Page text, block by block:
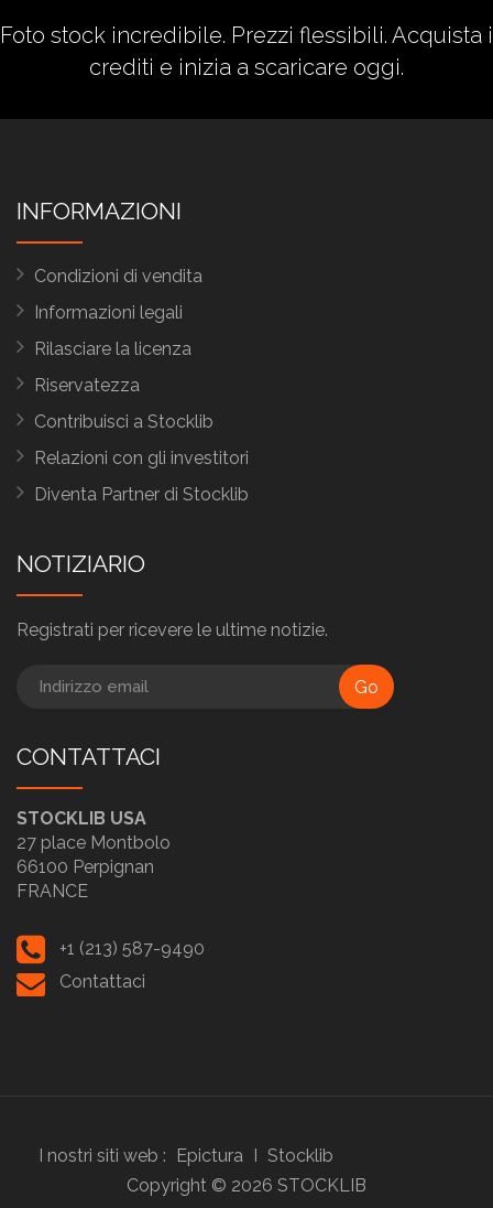
Foto stock incredibile. Prezzi flessibili. Acquista i
crediti e inizia a scaricare oggi.
INFORMAZIONI
Condizioni di vendita
Informazioni legali
Rilasciare la licenza
Riservatezza
Contribuisci a Stocklib
Relazioni con gli investitori
Diventa Partner di Stocklib
NOTIZIARIO
Registrati per ricevere le ultime notizie.
Go
CONTATTACI
STOCKLIB USA
27 place Montbolo
66100 Perpignan
FRANCE
+1 (213) 587-9490
Contattaci
I nostri siti web : Epictura I Stocklib
Copyright © 2026 STOCKLIB